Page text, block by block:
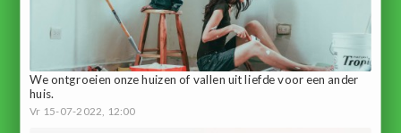
We ontgroeien onze huizen of vallen uit liefde voor een ander
huis.
Vr 15-07-2022, 12:00